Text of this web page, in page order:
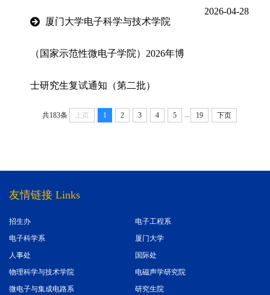
厦门大学电子科学与技术学院
（国家示范性微电子学院）2026年博
士研究生复试通知（第二批）
2026-04-28
共183条 上页 1 2 3 4 5 19 下页
友情链接 Links
电子工程系
招生办
厦门大学
电子科学系
国际处
人事处
电磁声学研究院
物理科学与技术学院
研究生院
微电子与集成电路系